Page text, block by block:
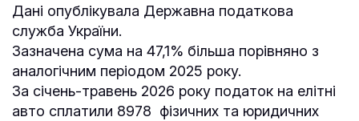
Дані опублікувала Державна податкова
служба України.
Зазначена сума на 47,1% більша порівняно з
аналогічним періодом 2025 року.
За січень-травень 2026 року податок на елітні
авто сплатили 8978 фізичних та юридичних